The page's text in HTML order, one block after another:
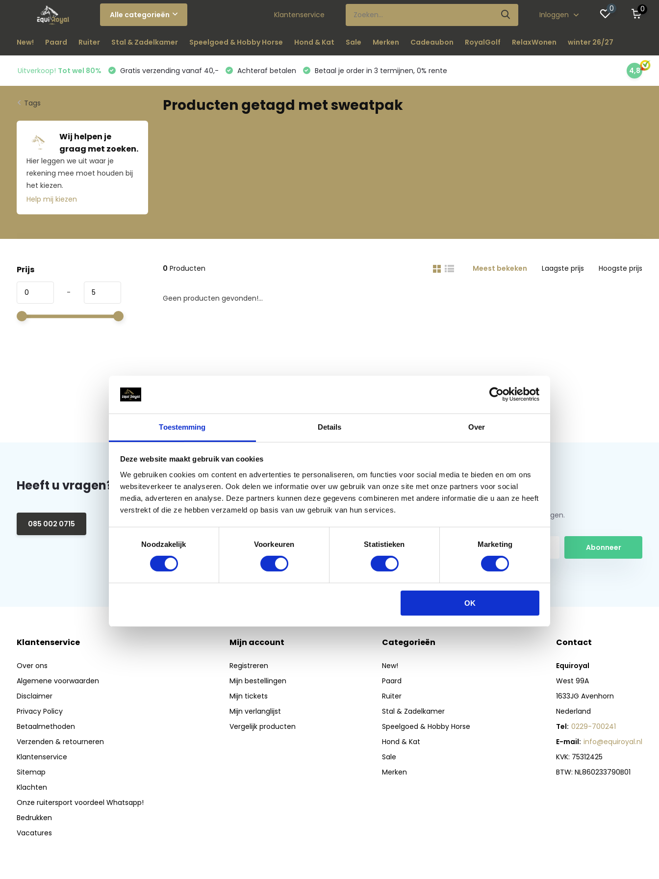
Toestemming Details Over
Deze website maakt gebruik van cookies
We gebruiken cookies om content en advertenties te personaliseren, om functies voor social media te bieden en om ons
websiteverkeer te analyseren. Ook delen we informatie over uw gebruik van onze site met onze partners voor social
media, adverteren en analyse. Deze partners kunnen deze gegevens combineren met andere informatie die u aan ze heeft
verstrekt of die ze hebben verzameld op basis van uw gebruik van hun services.
Noodzakelijk
Voorkeuren Statistieken Marketing
OK
Alle categorieën Klantenservice Inloggen
0 0
New! Paard Ruiter Stal & Zadelkamer Speelgoed & Hobby Horse Hond & Kat Sale Merken Cadeaubon RoyalGolf RelaxWonen winter 26/27
Uitverkoop! Tot wel 80% Gratis verzending vanaf 40,- Achteraf betalen Betaal je order in 3 termijnen, 0% rente 4,8
Tags
Wij helpen je
graag met zoeken.
Hier leggen we uit waar je
rekening mee moet houden bij
het kiezen.
Help mij kiezen
Producten getagd met sweatpak
Prijs
-
0 Producten Meest bekeken Laagste prijs Hoogste prijs
Geen producten gevonden!...
Heeft u vragen?
085 002 0715
Bel of mail ons!
Binnen 24 uur antwoord op je vraag!
0229-700241
info@equiroyal.nl
Schrijf u in en ontvang de beste kortingen.
Abonneer
* Lees hier de wettelijke beperkingen
Klantenservice
Over ons
Algemene voorwaarden
Disclaimer
Privacy Policy
Betaalmethoden
Verzenden & retourneren
Klantenservice
Sitemap
Klachten
Onze ruitersport voordeel Whatsapp!
Bedrukken
Vacatures
Mijn account
Registreren
Mijn bestellingen
Mijn tickets
Mijn verlanglijst
Vergelijk producten
Categorieën
New!
Paard
Ruiter
Stal & Zadelkamer
Speelgoed & Hobby Horse
Hond & Kat
Sale
Merken
Contact
Equiroyal
West 99A
1633JG Avenhorn
Nederland
Tel: 0229-700241
E-mail: info@equiroyal.nl
KVK: 75312425
BTW: NL860233790B01